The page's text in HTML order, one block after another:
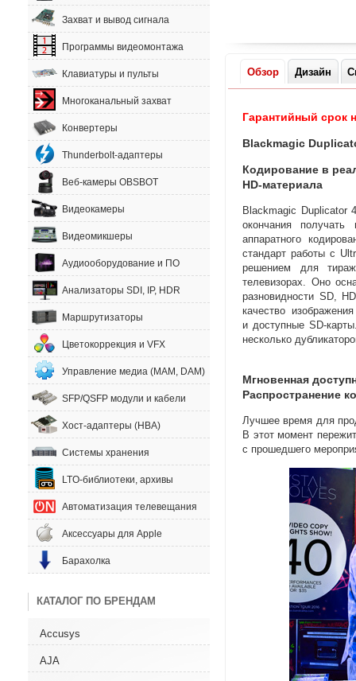
Захват и вывод сигнала
Программы видеомонтажа
Клавиатуры и пульты
Многоканальный захват
Конвертеры
Thunderbolt-адаптеры
Веб-камеры OBSBOT
Видеокамеры
Видеомикшеры
Аудиооборудование и ПО
Анализаторы SDI, IP, HDR
Маршрутизаторы
Цветокоррекция и VFX
Управление медиа (MAM, DAM)
SFP/QSFP модули и кабели
Хост-адаптеры (HBA)
Системы хранения
LTO-библиотеки, архивы
Автоматизация телевещания
Аксессуары для Apple
Барахолка
КАТАЛОГ ПО БРЕНДАМ
Accusys
AJA
Обзор Дизайн
Гарантийный срок
Blackmagic
Кодирование в
HD-материала
Blackmagic Duplicator
окончания
аппаратного
стандарт работы с
решением для
телевизорах. Оно
разновидности SD,
качество
и доступныеSD-карты
несколько
Мгновенная
Распространение
Лучшее время для
В этот момент
с прошедшего